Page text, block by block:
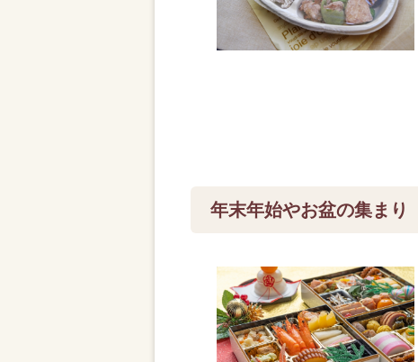
年末年始やお盆の集まり